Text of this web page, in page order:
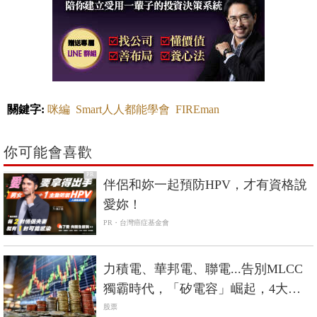
關鍵字: 咪編 Smart人人都能學會 FIREman
你可能會喜歡
PR
伴侶和妳一起預防HPV，才有資格說
愛妳！
PR・台灣癌症基金會
力積電、華邦電、聯電...告別MLCC
獨霸時代，「矽電容」崛起，4大台
廠搶先機
股票